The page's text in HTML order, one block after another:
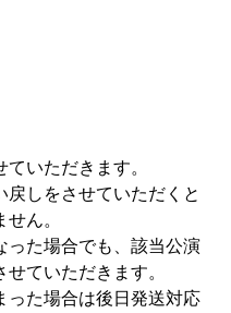
いただきます。
しをさせていただくと
ん。
た場合でも、該当公演
ていただきます。
た場合は後日発送対応